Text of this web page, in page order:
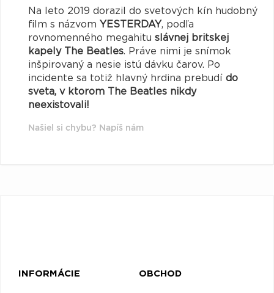
Na leto 2019 dorazil do svetových kín hudobný
film s názvom YESTERDAY, podľa
rovnomenného megahitu slávnej britskej
kapely The Beatles. Práve nimi je snímok
inšpirovaný a nesie istú dávku čarov. Po
incidente sa totiž hlavný hrdina prebudí do
sveta, v ktorom The Beatles nikdy
neexistovali!
Našiel si chybu? Napíš nám
INFORMÁCIE OBCHOD